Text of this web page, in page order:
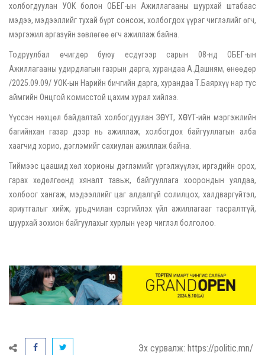
холбогдуулан УОК болон ОБЕГ-ын Ажиллагааны шуурхай штабаас
мэдээ, мэдээллийг тухай бүрт сонсож, холбогдох үүрэг чиглэлийг өгч,
мэргэжил аргазүйн зөвлөгөө өгч ажиллаж байна.
Тодруулбал өчигдөр буюу есдүгээр сарын 08-нд ОБЕГ-ын
Ажиллагааны удирдлагын газрын дарга, хурандаа А.Дашням, өнөөдөр
/2025.09.09/ УОК-ын Нарийн бичгийн дарга, хурандаа Т.Баярхүү нар тус
аймгийн Онцгой комисстой цахим хурал хийлээ.
Үүссэн нөхцөл байдалтай холбогдуулан ЗӨСҮТ, ХӨСҮТ-ийн мэргэжлийн
багийнхан газар дээр нь ажиллаж, холбогдох байгууллагын алба
хаагчид хорио, дэглэмийг сахиулан ажиллаж байна.
Тиймээс цаашид хөл хорионы дэглэмийг үргэлжүүлэх, иргэдийн орох,
гарах хөдөлгөөнд хяналт тавьж, байгууллага хоорондын уялдаа,
холбоог хангаж, мэдээллийг цаг алдалгүй солилцох, халдваргүйтэл,
ариутгалыг хийж, урьдчилан сэргийлэх үйл ажиллагааг тасралтгүй,
шуурхай зохион байгуулахыг хурлын үеэр чиглэл болголоо.
Эх сурвалж: https://politic.mn/